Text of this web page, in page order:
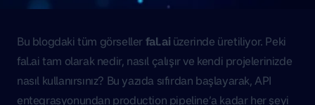
Bu blogdaki tüm görseller fal.ai üzerinde üretiliyor. Peki
fal.ai tam olarak nedir, nasıl çalışır ve kendi projelerinizde
nasıl kullanırsınız? Bu yazıda sıfırdan başlayarak, API
entegrasyonundan production pipeline’a kadar her şeyi